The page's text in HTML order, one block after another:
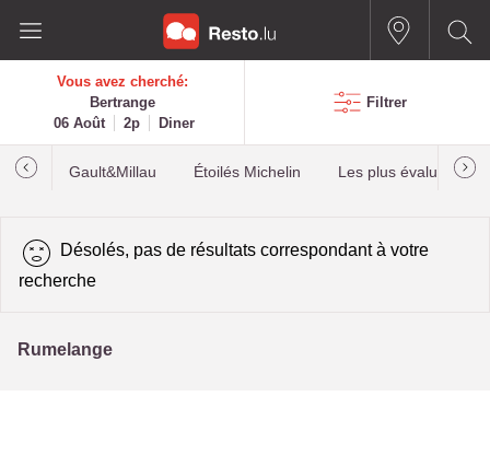
Vous avez cherché:
Bertrange
06 Août
2p Diner
Filtrer
Gault&Millau Étoilés Michelin Les plus évalués
Désolés, pas de résultats correspondant à votre
recherche
Rumelange